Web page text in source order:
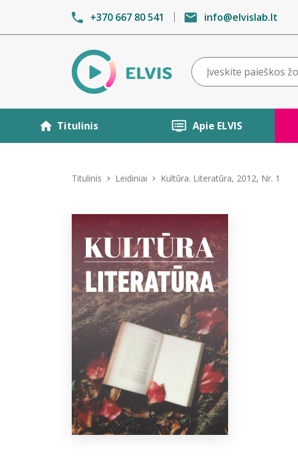
+370 667 80 541 info@elvislab.lt
Titulinis Apie ELVIS
Titulinis Leidiniai Kultūra. Literatūra, 2012, Nr. 1